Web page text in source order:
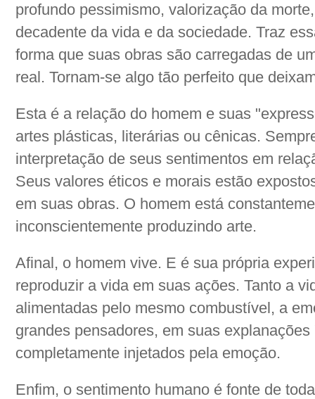
profundo pessimismo, valorização da
decadente da vida e da sociedade. Traz
forma que suas obras são carregadas de
real. Tornam-se algo tão perfeito que
Esta é a relação do homem e suas
artes plásticas, literárias ou cênicas.
interpretação de seus sentimentos em
Seus valores éticos e morais estão
em suas obras. O homem está
inconscientemente produzindo arte.
Afinal, o homem vive. E é sua própria
reproduzir a vida em suas ações. Tanto a
alimentadas pelo mesmo combustível, a
grandes pensadores, em suas
completamente injetados pela emoção.
Enfim, o sentimento humano é fonte de